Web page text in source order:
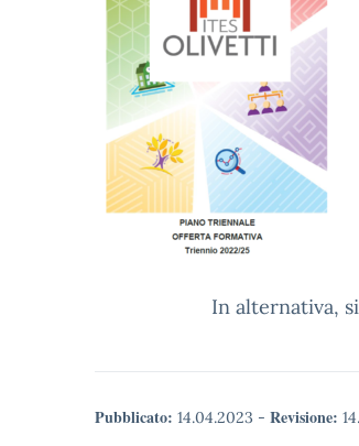
In alternativa,
Pubblicato: 14.04.2023 - Revisione: